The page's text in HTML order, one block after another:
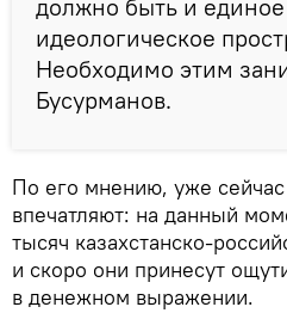
должно быть и единое
идеологическое
Необходимо этим
Бусурманов.
По его мнению, уже
впечатляют: на данный
тысяч казахстанско-
и скоро они принесут
в денежном выражении.